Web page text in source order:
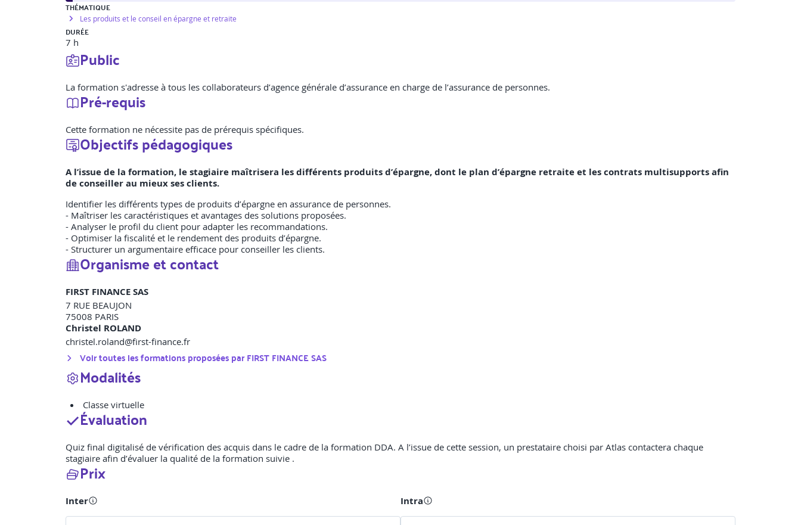
THÉMATIQUE
Les produits et le conseil en épargne et retraite
DURÉE
7 h
Public
La formation s'adresse à tous les collaborateurs d’agence générale d’assurance en charge de l’assurance de personnes.
Pré-requis
Cette formation ne nécessite pas de prérequis spécifiques.
Objectifs pédagogiques
A l’issue de la formation, le stagiaire maîtrisera les différents produits d’épargne, dont le plan d’épargne retraite et les contrats multisupports afin
de conseiller au mieux ses clients.
Identifier les différents types de produits d’épargne en assurance de personnes.
- Maîtriser les caractéristiques et avantages des solutions proposées.
- Analyser le profil du client pour adapter les recommandations.
- Optimiser la fiscalité et le rendement des produits d’épargne.
- Structurer un argumentaire efficace pour conseiller les clients.
Organisme et contact
FIRST FINANCE SAS
7 RUE BEAUJON
75008 PARIS
Christel ROLAND
christel.roland@first-finance.fr
Voir toutes les formations proposées parFIRST FINANCE SAS
Modalités
Classe virtuelle
Évaluation
Quiz final digitalisé de vérification des acquis dans le cadre de la formation DDA. A l’issue de cette session, un prestataire choisi par Atlas contactera chaque
stagiaire afin d’évaluer la qualité de la formation suivie .
Prix
Inter Intra